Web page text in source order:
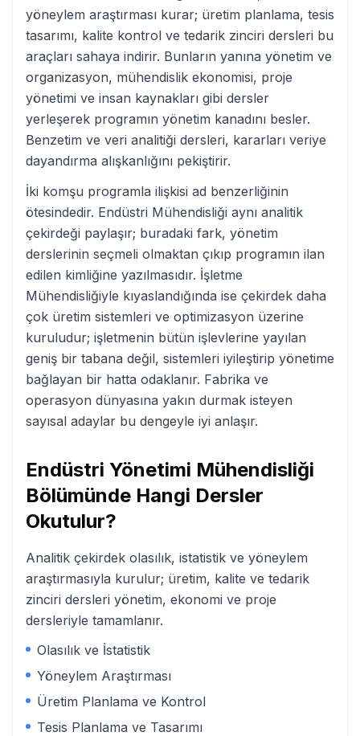
yöneylem araştırması kurar; üretim planlama, tesis
tasarımı, kalite kontrol ve tedarik zinciri dersleri bu
araçları sahaya indirir. Bunların yanına yönetim ve
organizasyon, mühendislik ekonomisi, proje
yönetimi ve insan kaynakları gibi dersler
yerleşerek programın yönetim kanadını besler.
Benzetim ve veri analitiği dersleri, kararları veriye
dayandırma alışkanlığını pekiştirir.
İki komşu programla ilişkisi ad benzerliğinin
ötesindedir. Endüstri Mühendisliği aynı analitik
çekirdeği paylaşır; buradaki fark, yönetim
derslerinin seçmeli olmaktan çıkıp programın ilan
edilen kimliğine yazılmasıdır. İşletme
Mühendisliğiyle kıyaslandığında ise çekirdek daha
çok üretim sistemleri ve optimizasyon üzerine
kuruludur; işletmenin bütün işlevlerine yayılan
geniş bir tabana değil, sistemleri iyileştirip yönetime
bağlayan bir hatta odaklanır. Fabrika ve
operasyon dünyasına yakın durmak isteyen
sayısal adaylar bu dengeyle iyi anlaşır.
Endüstri Yönetimi Mühendisliği
Bölümünde Hangi Dersler
Okutulur?
Analitik çekirdek olasılık, istatistik ve yöneylem
araştırmasıyla kurulur; üretim, kalite ve tedarik
zinciri dersleri yönetim, ekonomi ve proje
dersleriyle tamamlanır.
Olasılık ve İstatistik
Yöneylem Araştırması
Üretim Planlama ve Kontrol
Tesis Planlama ve Tasarımı